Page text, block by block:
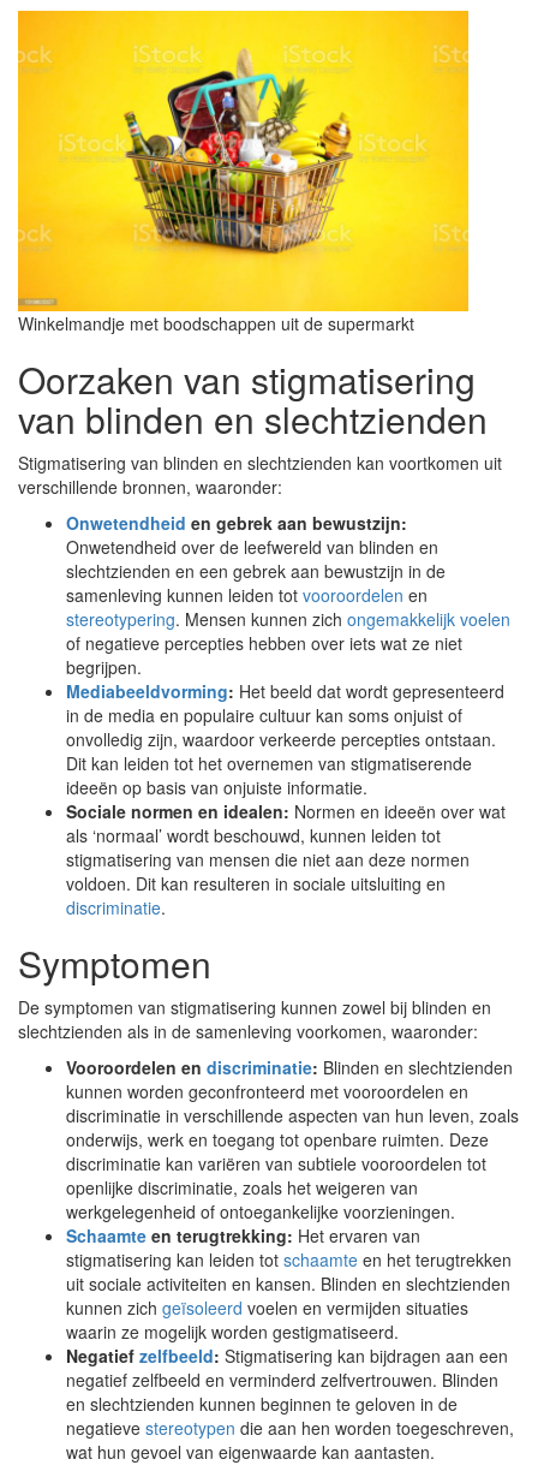
Winkelmandje met boodschappen uit de supermarkt
Oorzaken van stigmatisering
van blinden en slechtzienden
Stigmatisering van blinden en slechtzienden kan voortkomen uit
verschillende bronnen, waaronder:
Onwetendheid en gebrek aan bewustzijn:
Onwetendheid over de leefwereld van blinden en
slechtzienden en een gebrek aan bewustzijn in de
samenleving kunnen leiden tot vooroordelen en
stereotypering. Mensen kunnen zich ongemakkelijk voelen
of negatieve percepties hebben over iets wat ze niet
begrijpen.
Mediabeeldvorming: Het beeld dat wordt gepresenteerd
in de media en populaire cultuur kan soms onjuist of
onvolledig zijn, waardoor verkeerde percepties ontstaan.
Dit kan leiden tot het overnemen van stigmatiserende
ideeën op basis van onjuiste informatie.
Sociale normen en idealen: Normen en ideeën over wat
als ‘normaal’ wordt beschouwd, kunnen leiden tot
stigmatisering van mensen die niet aan deze normen
voldoen. Dit kan resulteren in sociale uitsluiting en
discriminatie.
Symptomen
De symptomen van stigmatisering kunnen zowel bij blinden en
slechtzienden als in de samenleving voorkomen, waaronder:
Vooroordelen en discriminatie: Blinden en slechtzienden
kunnen worden geconfronteerd met vooroordelen en
discriminatie in verschillende aspecten van hun leven, zoals
onderwijs, werk en toegang tot openbare ruimten. Deze
discriminatie kan variëren van subtiele vooroordelen tot
openlijke discriminatie, zoals het weigeren van
werkgelegenheid of ontoegankelijke voorzieningen.
Schaamte en terugtrekking: Het ervaren van
stigmatisering kan leiden tot schaamte en het terugtrekken
uit sociale activiteiten en kansen. Blinden en slechtzienden
kunnen zich geïsoleerd voelen en vermijden situaties
waarin ze mogelijk worden gestigmatiseerd.
Negatief zelfbeeld: Stigmatisering kan bijdragen aan een
negatief zelfbeeld en verminderd zelfvertrouwen. Blinden
en slechtzienden kunnen beginnen te geloven in de
negatieve stereotypen die aan hen worden toegeschreven,
wat hun gevoel van eigenwaarde kan aantasten.